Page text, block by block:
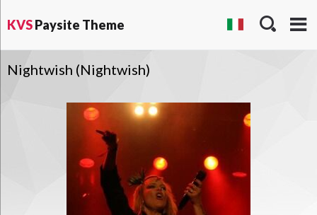
KVSPaysite Theme
Nightwish (Nightwish)